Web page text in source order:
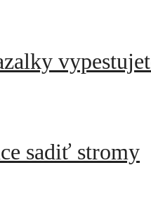
sadiť stromy